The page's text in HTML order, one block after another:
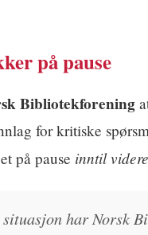
på pause
Bibliotekforening
for kritiske
på pause inntil videre
situasjon har Norsk